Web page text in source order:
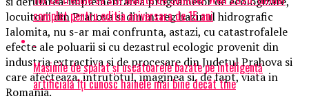
locuitorii din Prahova si din intreg bazinul hidrografic
Ialomita, nu s-ar mai confrunta, astazi, cu catastrofalele
efecte ale poluarii si cu dezastrul ecologic provenit din
industria extractiva si de procesare din Judetul Prahova si
care afecteaza, intrutotul, imaginea si, de fapt, viata in
Romania.
complet pentru editia aniversara de 15 ani
Mașinile de spălat și uscătoarele bazate pe inteligență
artificială îți cunosc hainele mai bine decât tine